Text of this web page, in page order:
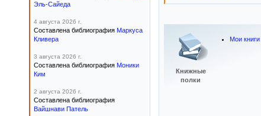
Книжные
полки
Мои книги
Эль-Сайеда
4 августа 2026 г.
Составлена библиография Маркуса
Кливера
3 августа 2026 г.
Составлена библиография Моники
Ким
2 августа 2026 г.
Составлена библиография
Вайшнави Патель